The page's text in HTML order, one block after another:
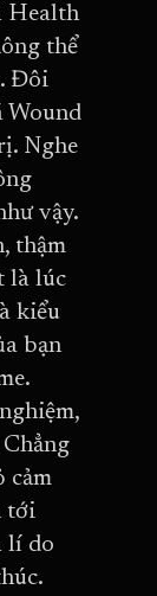
Health
thể
Đôi
Wound
Nghe
vậy.
thậm
là lúc
kiểu
bạn
cảm
tới
lí do